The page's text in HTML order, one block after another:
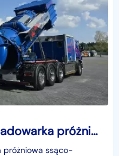
Scania EUR-MARK PL8 Ładowarka próżniowa ssąco-nadmuchowa KAISER koparka ssąca substancje sypkie odkurzacz WUKO Saugbagger
próżniowa ssąco-